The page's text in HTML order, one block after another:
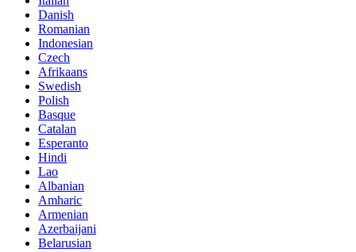
Danish
Romanian
Indonesian
Czech
Afrikaans
Swedish
Polish
Basque
Catalan
Esperanto
Hindi
Lao
Albanian
Amharic
Armenian
Azerbaijani
Belarusian